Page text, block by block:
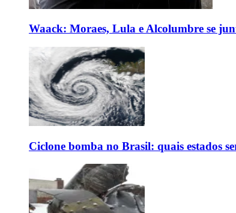
Waack: Moraes, Lula e Alcolumbre se
Ciclone bomba no Brasil: quais estados